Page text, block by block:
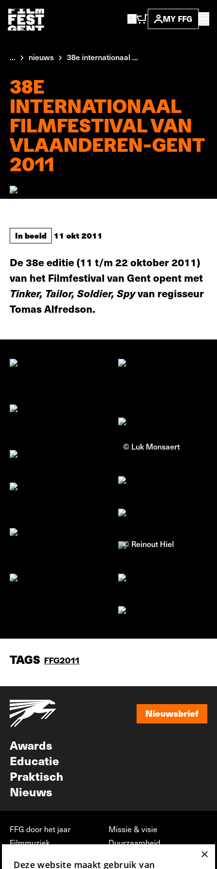
MY FFG
... nieuws 38e internationaal ...
38E
INTERNATIONAAL
FILMFESTIVAL VAN
VLAANDEREN-GENT
2011
In beeld 11 okt 2011
De 38e editie (11 t/m 22 oktober 2011)
van het Filmfestival van Gent opent met
Tinker, Tailor, Soldier, Spyvan regisseur
Tomas Alfredson.
© Luk Monsaert
© Reinout Hiel
TAGS FFG2011
Nieuwsbrief
Awards
Educatie
Praktisch
Nieuws
FFG door het jaar
Filmmuziek
Missie & visie
Duurzaamheid
×
Deze website maakt gebruik van